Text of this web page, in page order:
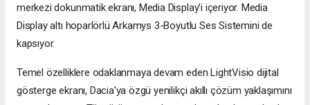
merkezi dokunmatik ekranı, Media Display’i içeriyor. Media
Display altı hoparlörlü Arkamys 3-Boyutlu Ses Sistemini de
kapsıyor.
Temel özelliklere odaklanmaya devam eden LightVisio dijital
gösterge ekranı, Dacia'ya özgü yenilikçi akıllı çözüm yaklaşımını